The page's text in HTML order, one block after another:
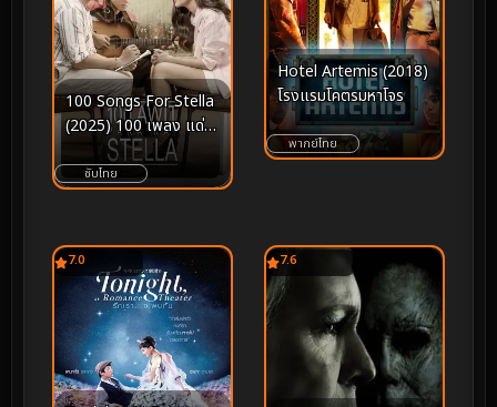
100 Songs For Stella
(2025) 100 เพลง แด่ส
ซับไทย
Hotel Artemis (2018)
โรงแรมโคตรมหาโจร
พากย์ไทย
7.0 7.6